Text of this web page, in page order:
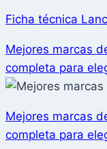
Ficha técnica
Mejores marcas
completa para
Mejores marcas
completa para